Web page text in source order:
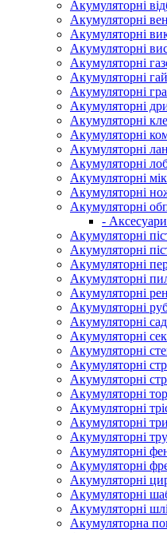
Акумуляторні
Акумуляторні
Акумуляторні
Акумуляторні
Акумуляторні
Акумуляторні
Акумуляторні
Акумуляторні
Акумуляторні
Акумуляторні
Акумуляторні
Акумуляторні
Акумуляторні
Акумуляторні
Акумуляторні
-
Акумуляторні
Акумуляторні
Акумуляторні
Акумуляторні
Акумуляторні
Акумуляторні
Акумуляторні
Акумуляторні
Акумуляторні
Акумуляторні
Акумуляторні
Акумуляторні
Акумуляторні
Акумуляторні
Акумуляторні
Акумуляторні
Акумуляторні
Акумуляторні
Акумуляторні
Акумуляторні
Акумуляторна